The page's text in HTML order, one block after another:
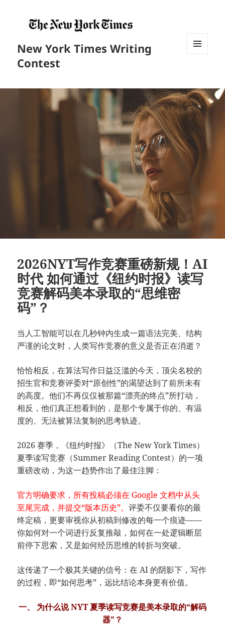
New York Times Writing
Contest
2026NYT写作竞赛重磅新规！AI
时代 如何通过《纽约时报》读写
竞赛解码美本录取的“思维密
码”？
当人工智能可以在几秒钟内生成一篇语法完美、结构
严谨的论文时，人类写作竞赛的意义是否正在消逝？
恰恰相反，在算法写作日益泛滥的今天，顶尖名校的
招生官和竞赛评委对“原创性”的渴望达到了前所未有
的高度。他们不再仅仅被那篇“漂亮的终点”所打动，
相反，他们真正想看到的，是那个专属于你的、有温
度的、无法被算法复制的思考轨迹。
2026 赛季，《纽约时报》（The New York Times）
夏季读写竞赛（Summer Reading Contest）的一项
重磅改动，为这一趋势作出了最佳注脚：
官方明确要求，所有投稿必须在 Google 文档中从头
至尾完成，并提交“版本历史”。评委不仅要看你的最
终定稿，更要审视你从初稿到修改的每一个痕迹——
你如何对一个词进行反复推敲，如何在一处逻辑断层
前停下思索，又是如何经历思维的转折与突破。
这传递了一个极其关键的信号：在 AI 的阴影下，写作
的过程，即“如何思考”，远比结论本身更有价值。
一、 为什么说 NYT 夏季读写竞赛是美本录取的“解码
器”？